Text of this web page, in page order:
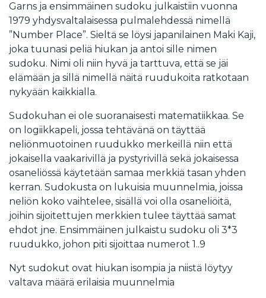
Garns ja ensimmäinen sudoku julkaistiin vuonna
1979 yhdysvaltalaisessa pulmalehdessä nimellä
”Number Place”. Sieltä se löysi japanilainen Maki Kaji,
joka tuunasi peliä hiukan ja antoi sille nimen
sudoku. Nimi oli niin hyvä ja tarttuva, että se jäi
elämään ja sillä nimellä näitä ruudukoita ratkotaan
nykyään kaikkialla.
Sudokuhan ei ole suoranaisesti matematiikkaa. Se
on logiikkapeli, jossa tehtävänä on täyttää
neliönmuotoinen ruudukko merkeillä niin että
jokaisella vaakarivillä ja pystyrivillä sekä jokaisessa
osaneliössä käytetään samaa merkkiä tasan yhden
kerran. Sudokusta on lukuisia muunnelmia, joissa
neliön koko vaihtelee, sisällä voi olla osaneliöitä,
joihin sijoitettujen merkkien tulee täyttää samat
ehdot jne. Ensimmäinen julkaistu sudoku oli 3*3
ruudukko, johon piti sijoittaa numerot 1..9
Nyt sudokut ovat hiukan isompia ja niistä löytyy
valtava määrä erilaisia muunnelmia